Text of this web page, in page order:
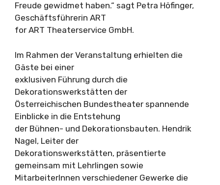
Freude gewidmet haben.“ sagt Petra Höfinger,
Geschäftsführerin ART
for ART Theaterservice GmbH.
Im Rahmen der Veranstaltung erhielten die
Gäste bei einer
exklusiven Führung durch die
Dekorationswerkstätten der
Österreichischen Bundestheater spannende
Einblicke in die Entstehung
der Bühnen- und Dekorationsbauten. Hendrik
Nagel, Leiter der
Dekorationswerkstätten, präsentierte
gemeinsam mit Lehrlingen sowie
MitarbeiterInnen verschiedener Gewerke die